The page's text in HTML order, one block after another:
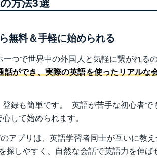
方法3選
無料＆手軽に始められる
つで世界中の外国人と気軽に繋がれる
話ができ、実際の英語を使ったリアルな
録も簡単です。  英語が苦手な初心者で
して始められます。
アプリは、英語学習者同士が互いに教
探しやすく、自然な会話で英語力を伸ば